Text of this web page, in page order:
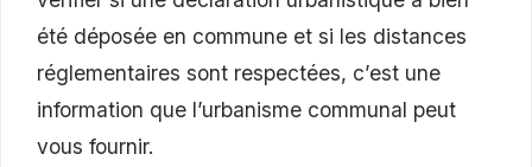
été déposée en commune et si les distances
réglementaires sont respectées, c’est une
information que l’urbanisme communal peut
vous fournir.